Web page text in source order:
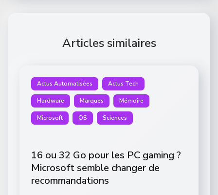
Articles similaires
Actus Automatisées Actus Tech
Hardware Marques Mémoire
Microsoft OS Sciences
16 ou 32 Go pour les PC gaming ?
Microsoft semble changer de
recommandations